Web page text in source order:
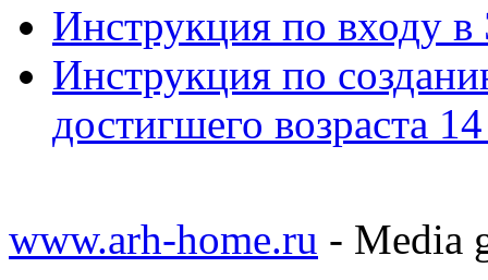
Инструкция по входу
Инструкция по
достигшего возраста
www.arh-home.ru - Media